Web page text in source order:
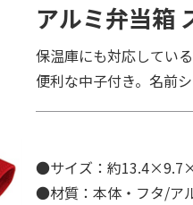
アルミ弁当箱
保温庫にも対応してい
便利な中子付き。名前
●サイズ：約
●材質：本体・フタ/ア